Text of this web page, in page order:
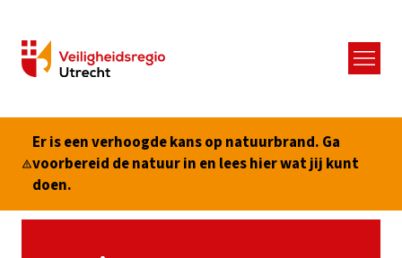
Menu
Er is een verhoogde kans op natuurbrand. Ga
voorbereid de natuur in en lees hier wat jij kunt
doen.